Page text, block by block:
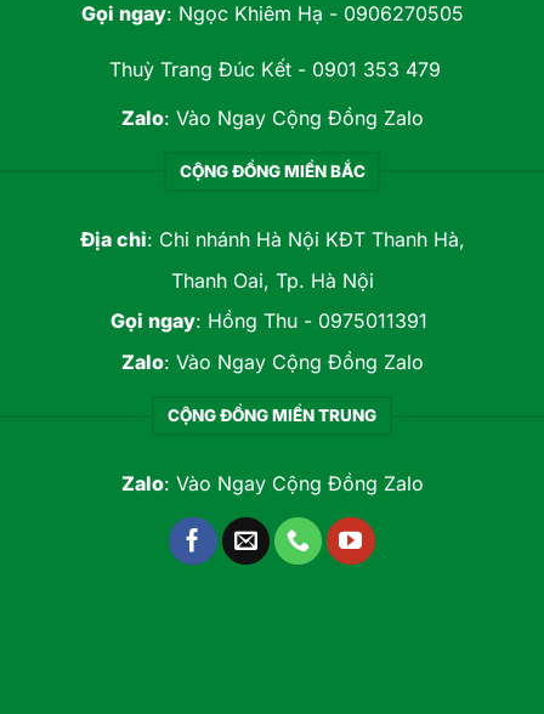
Gọi ngay: Ngọc Khiêm Hạ - 0906270505
Thuỳ Trang Đúc Kết - 0901 353 479
Zalo: Vào Ngay Cộng Đồng Zalo
CỘNG ĐỒNG MIỀN BẮC
Địa chỉ: Chi nhánh Hà Nội KĐT Thanh Hà,
Thanh Oai, Tp. Hà Nội
Gọi ngay: Hồng Thu - 0975011391
Zalo: Vào Ngay Cộng Đồng Zalo
CỘNG ĐỒNG MIỀN TRUNG
Zalo: Vào Ngay Cộng Đồng Zalo